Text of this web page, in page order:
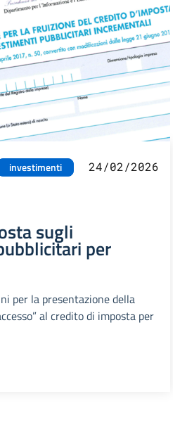
investimenti
24/02/2026
sugli
per
per la presentazione della
al credito di imposta per